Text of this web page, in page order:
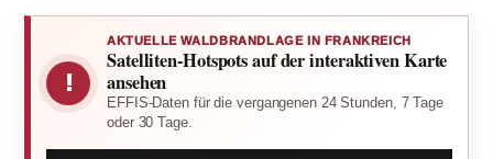
!
AKTUELLE WALDBRANDLAGE IN FRANKREICH
Satelliten-Hotspots auf der interaktiven Karte
ansehen
EFFIS-Daten für die vergangenen 24 Stunden, 7 Tage
oder 30 Tage.